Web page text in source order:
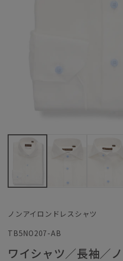
ノンアイロンドレスシャツ
TB5NO207-AB
ワイシャツ／長袖／